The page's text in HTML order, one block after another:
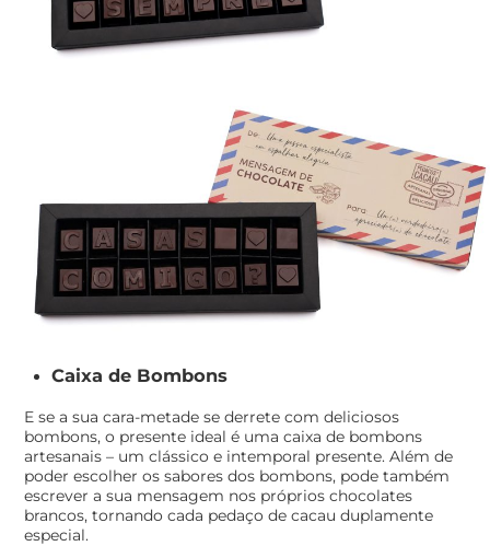
Caixa de Bombons
E se a sua cara-metade se derrete com deliciosos
bombons, o presente ideal é uma caixa de bombons
artesanais – um clássico e intemporal presente. Além de
poder escolher os sabores dos bombons, pode também
escrever a sua mensagem nos próprios chocolates
brancos, tornando cada pedaço de cacau duplamente
especial.